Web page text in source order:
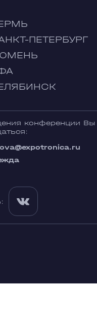
ПЕТЕРБУРГ
конференции Вы